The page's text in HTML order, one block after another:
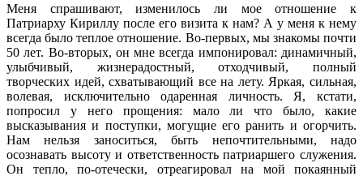
Меня спрашивают, изменилось ли мое отношение к
Патриарху Кириллу после его визита к нам? А у меня к нему
всегда было теплое отношение. Во-первых, мы знакомы почти
50 лет. Во-вторых, он мне всегда импонировал: динамичный,
улыбчивый, жизнерадостный, отходчивый, полный
творческих идей, схватывающий все на лету. Яркая, сильная,
волевая, исключительно одаренная личность. Я, кстати,
попросил у него прощения: мало ли что было, какие
высказывания и поступки, могущие его ранить и огорчить.
Нам нельзя заноситься, быть непочтительными, надо
осознавать высоту и ответственность патриаршего служения.
Он тепло, по-отечески, отреагировал на мой покаянный